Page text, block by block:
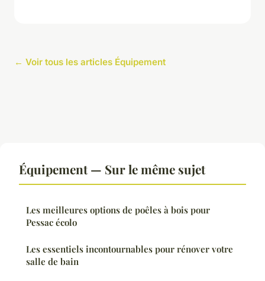
← Voir tous les articles Équipement
Équipement — Sur le même sujet
Les meilleures options de poêles à bois pour
Pessac écolo
Les essentiels incontournables pour rénover votre
salle de bain